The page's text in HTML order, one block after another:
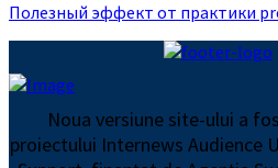
Полезный эффект от практики
Noua versiune site-ului a
proiectului Internews Audience